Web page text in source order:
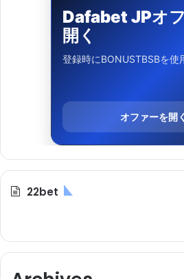
Dafabet JPオ
開く
登録時にBONUSTBSBを使
オファーを開く
22bet